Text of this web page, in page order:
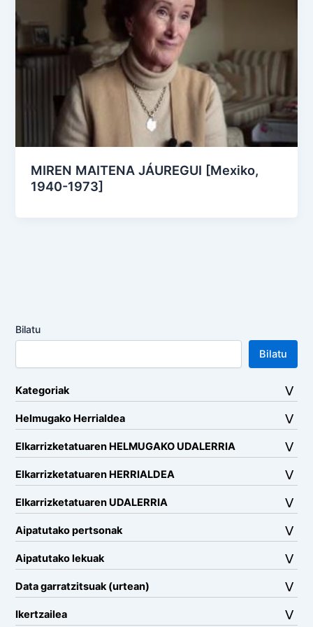
MIREN MAITENA JÁUREGUI [Mexiko,
1940-1973]
Bilatu
Bilatu
Kategoriak
Helmugako Herrialdea
Elkarrizketatuaren HELMUGAKO UDALERRIA
Elkarrizketatuaren HERRIALDEA
Elkarrizketatuaren UDALERRIA
Aipatutako pertsonak
Aipatutako lekuak
Data garratzitsuak (urtean)
Ikertzailea